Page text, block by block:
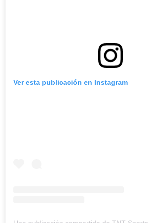
Ver esta publicación en Instagram